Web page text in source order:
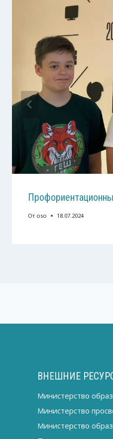
От oso 18.07.2024
ВНЕШНИЕ
Министерство
Министерство
Министерство